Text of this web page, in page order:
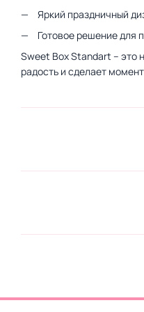
Яркий праздничный
Готовое решение для
Sweet Box Standart – это
радость и сделает